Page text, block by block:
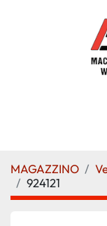
MAGAZZINO
924121